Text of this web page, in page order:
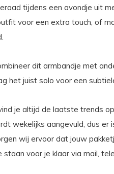
tijdens een avondje uit
voor een extra touch, of
dit armbandje met
het juist solo voor een
je altijd de laatste trends
wekelijks aangevuld, dus
wij ervoor dat jouw
staan voor je klaar via mail,